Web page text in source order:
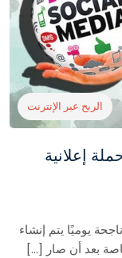
الربح عبر الإنترنت
إعلانية
يوميًا يتم إنشاء
بعد أن صار […]